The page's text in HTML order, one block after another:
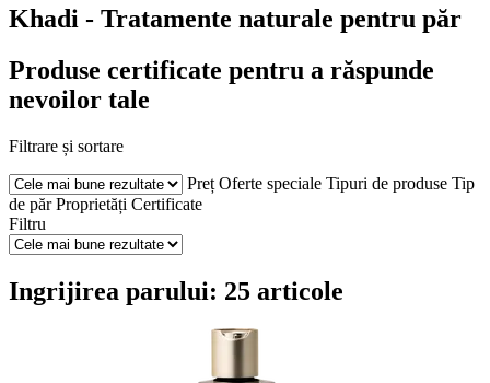
Khadi - Tratamente naturale pentru păr
Produse certificate pentru a răspunde
nevoilor tale
Filtrare și sortare
Preț Oferte speciale Tipuri de produse Tip
de păr Proprietăți Certificate
Filtru
Ingrijirea parului: 25 articole